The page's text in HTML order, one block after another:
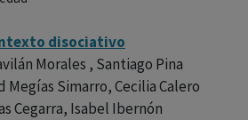
disociativo
Morales , Santiago Pina
Megías Simarro, Cecilia Calero
Cegarra, Isabel Ibernón